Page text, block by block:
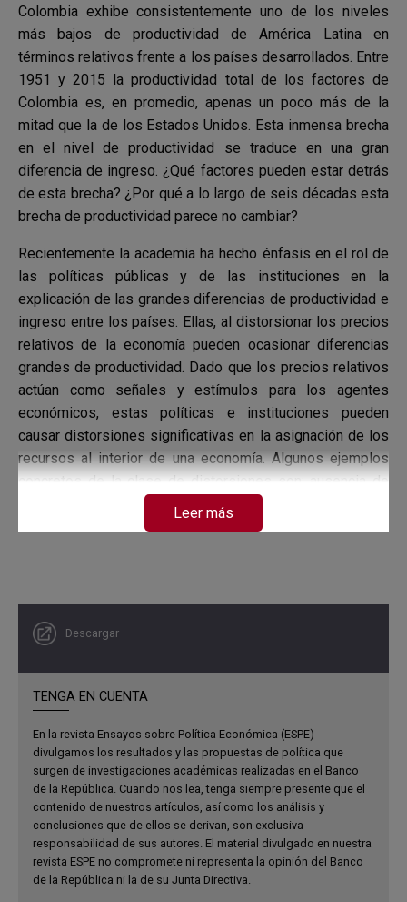
Descargar
TENGA EN CUENTA
En la revista Ensayos sobre Política Económica (ESPE)
divulgamos los resultados y las propuestas de política que
surgen de investigaciones académicas realizadas en el Banco
de la República. Cuando nos lea, tenga siempre presente que el
contenido de nuestros artículos, así como los análisis y
conclusiones que de ellos se derivan, son exclusiva
responsabilidad de sus autores. El material divulgado en nuestra
revista ESPE no compromete ni representa la opinión del Banco
de la República ni la de su Junta Directiva.
Colombia exhibe consistentemente uno de los niveles
más bajos de productividad de América Latina en
términos relativos frente a los países desarrollados. Entre
1951 y 2015 la productividad total de los factores de
Colombia es, en promedio, apenas un poco más de la
mitad que la de los Estados Unidos. Esta inmensa brecha
en el nivel de productividad se traduce en una gran
diferencia de ingreso. ¿Qué factores pueden estar detrás
de esta brecha? ¿Por qué a lo largo de seis décadas esta
brecha de productividad parece no cambiar?
Recientemente la academia ha hecho énfasis en el rol de
las políticas públicas y de las instituciones en la
explicación de las grandes diferencias de productividad e
ingreso entre los países. Ellas, al distorsionar los precios
relativos de la economía pueden ocasionar diferencias
grandes de productividad. Dado que los precios relativos
actúan como señales y estímulos para los agentes
económicos, estas políticas e instituciones pueden
causar distorsiones significativas en la asignación de los
recursos al interior de una economía. Algunos ejemplos
concretos de la clase de distorsiones son: ausencia de
cumplimiento de la ley, costos para crear y cerrar un
negocio formal, impuestos a las firmas más productivas y
típicamente asignados para favorecer intereses
particulares, entre otros.
Dentro de esta lista de distorsiones al funcionamiento de
la economía existen al menos dos clases. Una que afecta
homogénea, como por ejemplo la criminalidad, y otra clase
de distorsiones que recaen más sobre cierto tipo de
unidades productivas, por ejemplo, la regulación tributaria.
Nuestro trabajo avanza en cuantificar la importancia
relativa de las dos clases de distorsiones.
Leer más